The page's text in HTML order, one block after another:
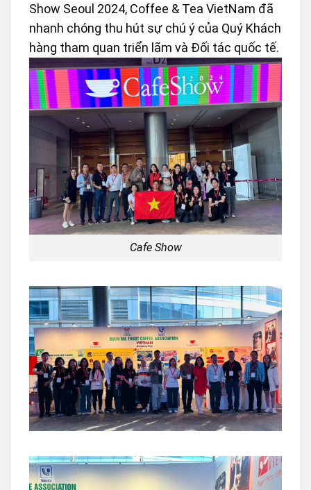
Show Seoul 2024, Coffee & Tea VietNam đã
nhanh chóng thu hút sự chú ý của Quý Khách
hàng tham quan triển lãm và Đối tác quốc tế.
Cafe Show